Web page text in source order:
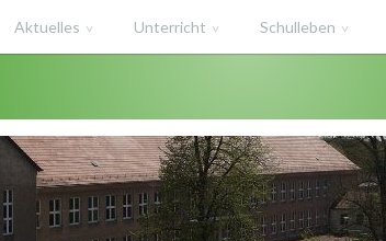
Aktuelles Unterricht Schulleben